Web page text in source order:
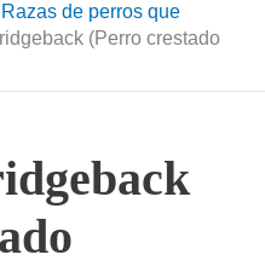
Razas de perros que
(Perro crestado